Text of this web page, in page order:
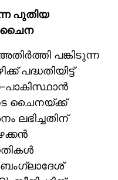
പുതിയ
ചൈന
പങ്കിടുന്ന
പദ്ധതിയിട്ട്
ചൈനയ്ക്ക്
ലഭിച്ചതിന്